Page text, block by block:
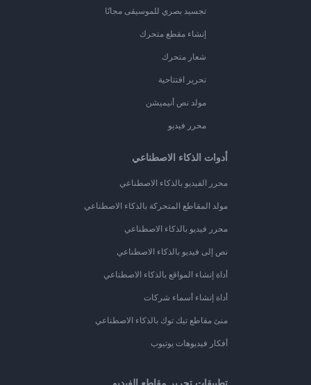
تجسيد بصري للموسيقى مجانًا
إنشاء مقطع متحرك
شعار متحرك
تحرير افتتاحية
مولد نص أنيميشن
محرر فيديو
أدوات الذكاء الاصطناعي
محرر الفيديو بالذكاء الاصطناعي
مولد المقاطع المتحركة بالذكاء الاصطناعي
محرر فيديو بالذكاء الاصطناعي
نص إلى فيديو بالذكاء الاصطناعي
أداة إنشاء المواقع بالذكاء الاصطناعي
أداة إنشاء أسماء شركات
منئ مقاطع تيك توك بالذكاء الاصطناعي
أفكار فيديوهات يوتيوب